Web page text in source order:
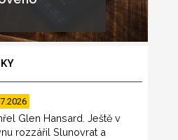
Glen Hansard. Ještě v
rozzářil Slunovrat a